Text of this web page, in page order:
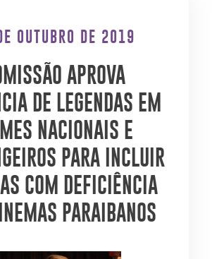
OUTUBRO DE 2019
APROVA
DE LEGENDAS EM
NACIONAIS E
PARA INCLUIR
COM DEFICIÊNCIA
PARAIBANOS